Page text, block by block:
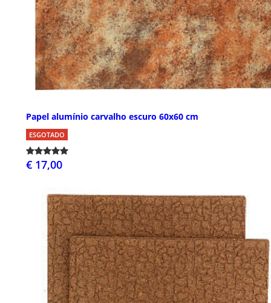
Papel alumínio carvalho escuro 60x60 cm
ESGOTADO
€ 17,00